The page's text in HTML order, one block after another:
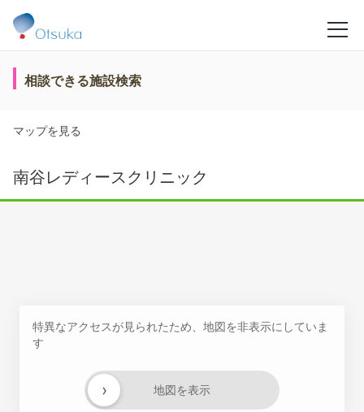
相談できる施設検索
マップを見る
南谷レディースクリニック
特異なアクセスが見られたため、地図を非表示にしていま
す
地図を表示
›